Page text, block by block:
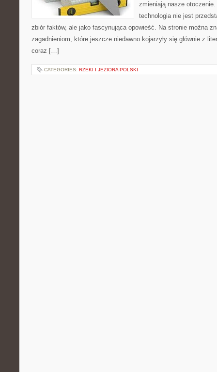
zmieniają nasze
technologia nie jest
zbiór faktów, ale jako fascynująca opowieść. Na stronie można
zagadnieniom, które jeszcze niedawno kojarzyły się głównie z
coraz […]
CATEGORIES: RZEKI I JEZIORA POLSKI